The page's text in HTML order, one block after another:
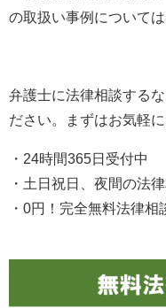
の取扱い事例について
弁護士に法律相談する
ださい。まずはお気軽
・24時間365日受付中
・土日祝日、夜間の法
・0円！完全無料法律相